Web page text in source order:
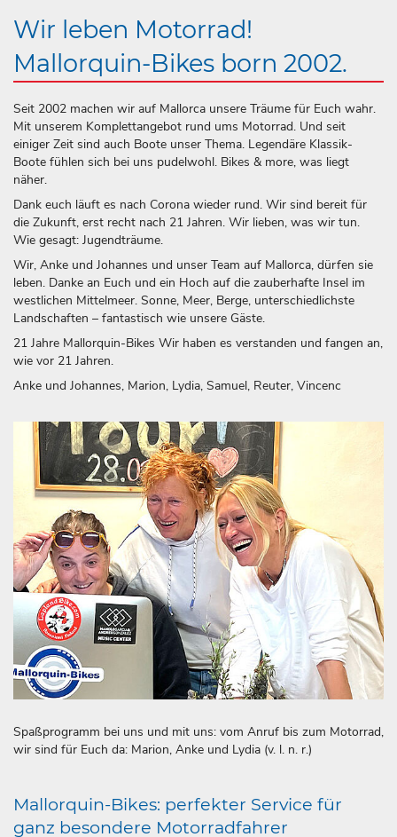
Wir leben Motorrad!
Mallorquin-Bikes born 2002.
Seit 2002 machen wir auf Mallorca unsere Träume für Euch wahr.
Mit unserem Komplettangebot rund ums Motorrad. Und seit
einiger Zeit sind auch Boote unser Thema. Legendäre Klassik-
Boote fühlen sich bei uns pudelwohl. Bikes & more, was liegt
näher.
Dank euch läuft es nach Corona wieder rund. Wir sind bereit für
die Zukunft, erst recht nach 21 Jahren. Wir lieben, was wir tun.
Wie gesagt: Jugendträume.
Wir, Anke und Johannes und unser Team auf Mallorca, dürfen sie
leben. Danke an Euch und ein Hoch auf die zauberhafte Insel im
westlichen Mittelmeer. Sonne, Meer, Berge, unterschiedlichste
Landschaften – fantastisch wie unsere Gäste.
21 Jahre Mallorquin-Bikes Wir haben es verstanden und fangen an,
wie vor 21 Jahren.
Anke und Johannes, Marion, Lydia, Samuel, Reuter, Vincenc
Spaßprogramm bei uns und mit uns: vom Anruf bis zum Motorrad,
wir sind für Euch da: Marion, Anke und Lydia (v. l. n. r.)
Mallorquin-Bikes: perfekter Service für
ganz besondere Motorradfahrer